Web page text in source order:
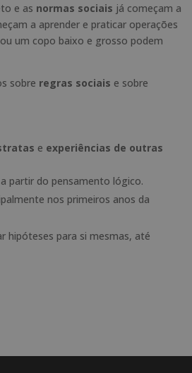
e as normas sociais já começam a
a aprender e praticar operações
um copo baixo e grosso podem
sobre regras sociais e sobre
e experiências de outras
partir do pensamento lógico.
nos primeiros anos da
hipóteses para si mesmas, até